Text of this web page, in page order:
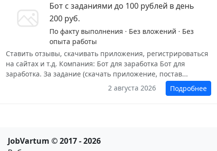
Бот с заданиями до 100 рублей в день
200 руб.
По факту выполнения · Без вложений · Без
опыта работы
Ставить отзывы, скачивать приложения, регистрироваться
на сайтах и т.д. Компания: Бот для заработка Бот для
заработка. За задание (скачать приложение, постав...
2 августа 2026
Подробнее
JobVartum © 2017 - 2026